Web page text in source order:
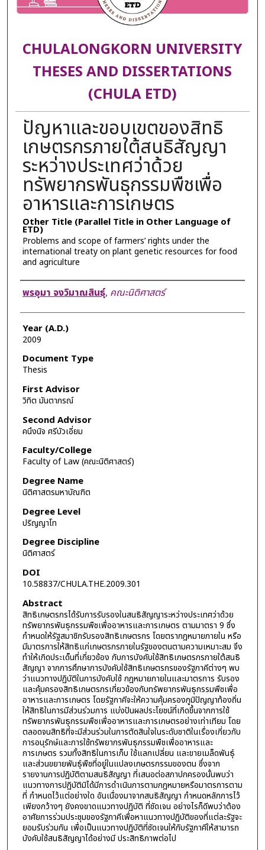
CHULALONGKORN UNIVERSITY
THESES AND DISSERTATIONS
(CHULA ETD)
ปัญหาและขอบเขตของสิทธิ
เกษตรกรภายใต้สนธิสัญญา
ระหว่างประเทศว่าด้วย
ทรัพยากรพันธุกรรมพืชเพื่อ
อาหารและการเกษตร
Other Title (Parallel Title in Other Language of
ETD)
Problems and scope of farmers’ rights under the
international treaty on plant genetic resources for food
and agriculture
Author
พรอุมา จงวิมาณสินธุ์, คณะนิติศาสตร์
Year (A.D.)
2009
Document Type
Thesis
First Advisor
วิทิต มันตาภรณ์
Second Advisor
คนึงนิจ ศรีบัวเอี่ยม
Faculty/College
Faculty of Law (คณะนิติศาสตร์)
Degree Name
นิติศาสตรมหาบัณฑิต
Degree Level
ปริญญาโท
Degree Discipline
นิติศาสตร์
DOI
10.58837/CHULA.THE.2009.301
Abstract
สิทธิเกษตรกรได้รับการรับรองในสนธิสัญญาระหว่างประเทศว่าด้วย
ทรัพยากรพันธุกรรมพืชเพื่ออาหารและการเกษตร ตามมาตรา 9 ซึ่ง
กำหนดให้รัฐสมาชิกรับรองสิทธิเกษตรกร โดยตรากฎหมายภายใน หรือ
มีมาตรการให้สิทธิแก่เกษตรกรภายในรัฐของตนตามความเหมาะสม จึง
ทำให้เกิดประเด็นที่เกี่ยวข้อง กับการบังคับใช้สิทธิเกษตรกรภายใต้สนธิ
สัญญา จากการศึกษาการบังคับใช้สิทธิเกษตรกรของรัฐภาคีต่างๆ พบ
ว่าแนวทางปฏิบัติในการบังคับใช้ กฎหมายภายในและมาตรการ รับรอง
และคุ้มครองสิทธิเกษตรกรเกี่ยวข้องกับทรัพยากรพันธุกรรมพืชเพื่อ
อาหารและการเกษตร โดยรัฐภาคีจะให้ความคุ้มครองภูมิปัญญาท้องถิ่น
ให้สิทธิในการมีส่วนร่วมการ แบ่งปันผลประโยชน์ที่เกิดขึ้นจากการใช้
ทรัพยากรพันธุกรรมพืชเพื่ออาหารและการเกษตรอย่างเท่าเทียม โดย
ตลอดจนสิทธิที่จะมีส่วนร่วมในการตัดสินใจในระดับชาติในเรื่องเกี่ยวกับ
การอนุรักษ์และการใช้ทรัพยากรพันธุกรรมพืชเพื่ออาหารและ
การเกษตร รวมทั้งสิทธิในการเก็บ ใช้แลกเปลี่ยน และขายเมล็ดพันธุ์
และส่วนขยายพันธุ์พืชที่อยู่ในแปลงเกษตรกรรมของตน ซึ่งจาก
รายงานการปฏิบัติตามสนธิสัญญา ที่เสนอต่อสภาปกครองนั้นพบว่า
แนวทางการปฏิบัติมิได้มีการดำเนินการตามกฎหมายหรือมาตรการตาม
ที่ กำหนดไว้แต่อย่างใด อันเนื่องมาจากสนธิสัญญา กำหนดหลักการไว้
เพียงกว้างๆ ยังคงขาดแนวทางปฏิบัติ ที่ชัดเจน อย่างไรก็ดีพบว่าต้อง
อาศัยการร่วมประชุมของรัฐภาคีเพื่อหาแนวทางปฏิบัติของที่แต่ละรัฐจะ
ยอมรับร่วมกัน เพื่อเป็นแนวทางปฏิบัติที่ชัดเจนให้กับรัฐภาคีให้สามารถ
บังคับใช้สนธิสัญญาได้อย่างมี ประสิทธิภาพต่อไป